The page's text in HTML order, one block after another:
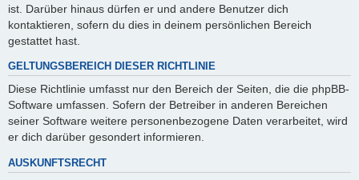
ist. Darüber hinaus dürfen er und andere Benutzer dich
kontaktieren, sofern du dies in deinem persönlichen Bereich
gestattet hast.
GELTUNGSBEREICH DIESER RICHTLINIE
Diese Richtlinie umfasst nur den Bereich der Seiten, die die phpBB-
Software umfassen. Sofern der Betreiber in anderen Bereichen
seiner Software weitere personenbezogene Daten verarbeitet, wird
er dich darüber gesondert informieren.
AUSKUNFTSRECHT